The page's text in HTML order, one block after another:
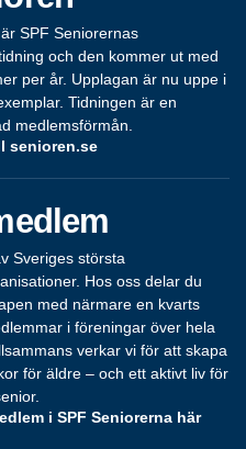
SPF Seniorernas
och den kommer ut med
per år. Upplagan är nu uppe i
Tidningen är en
medlemsförmån.
senioren.se
Sveriges största
Hos oss delar du
med närmare en kvarts
i föreningar över hela
verkar vi för att skapa
för äldre – och ett aktivt liv för
i SPF Seniorerna här